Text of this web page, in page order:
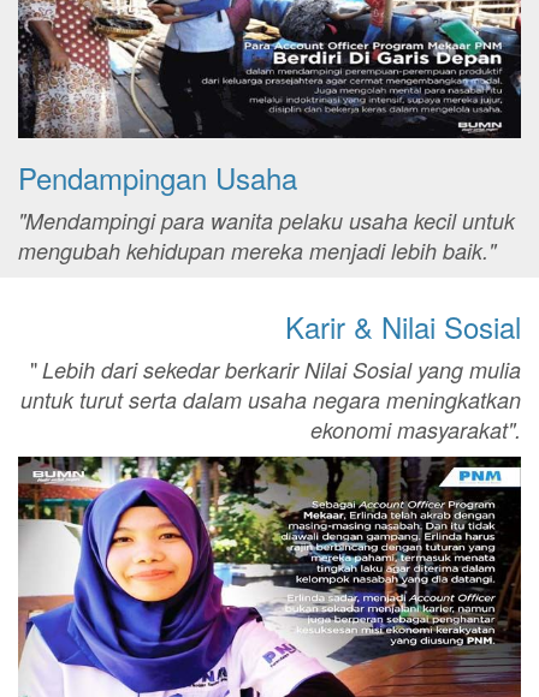
Pendampingan Usaha
"Mendampingi para wanita pelaku usaha kecil untuk
mengubah kehidupan mereka menjadi lebih baik."
Karir & Nilai Sosial
"Lebih dari sekedar berkarir Nilai Sosial yang mulia
untuk turut serta dalam usaha negara meningkatkan
ekonomi masyarakat".